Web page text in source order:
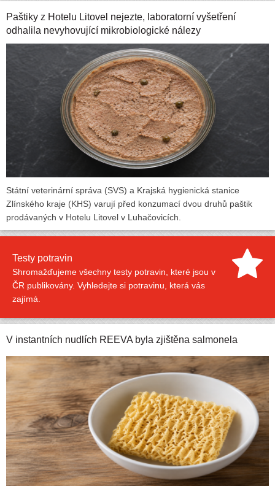
Paštiky z Hotelu Litovel nejezte, laboratorní vyšetření
odhalila nevyhovující mikrobiologické nálezy
Státní veterinární správa (SVS) a Krajská hygienická stanice
Zlínského kraje (KHS) varují před konzumací dvou druhů paštik
prodávaných v Hotelu Litovel v Luhačovicích.
Testy potravin
Shromažďujeme všechny testy potravin, které jsou v
ČR publikovány. Vyhledejte si potravinu, která vás
zajímá.
V instantních nudlích REEVA byla zjištěna salmonela